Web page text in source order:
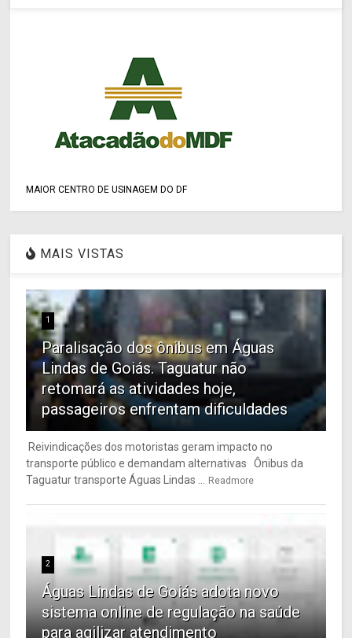
MAIOR CENTRO DE USINAGEM DO DF
MAIS VISTAS
1
Paralisação dos ônibus em Águas
Lindas de Goiás. Taguatur não
retomará as atividades hoje,
passageiros enfrentam dificuldades
Reivindicações dos motoristas geram impacto no
transporte público e demandam alternativas Ônibus da
Taguatur transporte Águas Lindas ... Readmore
2
Águas Lindas de Goiás adota novo
sistema online de regulação na saúde
para agilizar atendimento